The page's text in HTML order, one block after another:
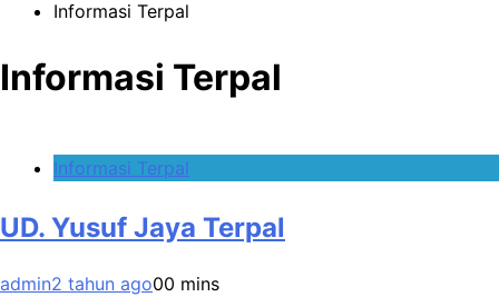
Informasi Terpal
Informasi Terpal
Informasi Terpal
UD. Yusuf Jaya Terpal
admin2 tahun ago00 mins